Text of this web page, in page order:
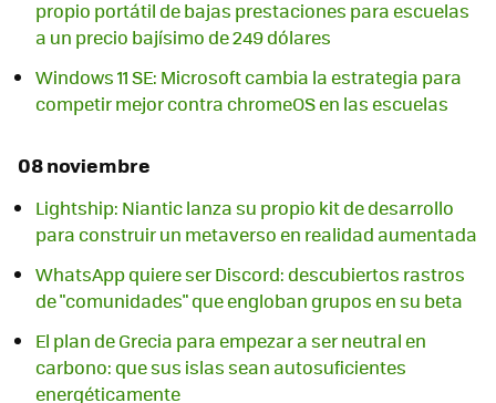
propio portátil de bajas prestaciones para escuelas
a un precio bajísimo de 249 dólares
Windows 11 SE: Microsoft cambia la estrategia para
competir mejor contra chromeOS en las escuelas
08 noviembre
Lightship: Niantic lanza su propio kit de desarrollo
para construir un metaverso en realidad aumentada
WhatsApp quiere ser Discord: descubiertos rastros
de "comunidades" que engloban grupos en su beta
El plan de Grecia para empezar a ser neutral en
carbono: que sus islas sean autosuficientes
energéticamente